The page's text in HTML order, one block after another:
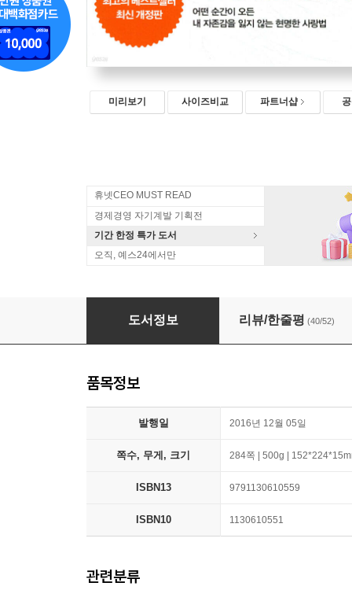
미리보기 사이즈비교 파트너샵
휴넷CEO MUST READ
경제경영 자기계발 기획전
기간 한정 특가 도서
오직, 예스24에서만
나는 외롭다고 아무나 만나지 않는다
도서정보 리뷰/한줄평 (40/52)
품목정보
발행일 2016년 12월 05일
쪽수, 무게, 크기 284쪽 | 500g |
ISBN13 9791130610559
ISBN10 1130610551
관련분류